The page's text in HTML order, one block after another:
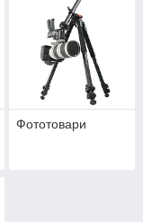
Фототовари